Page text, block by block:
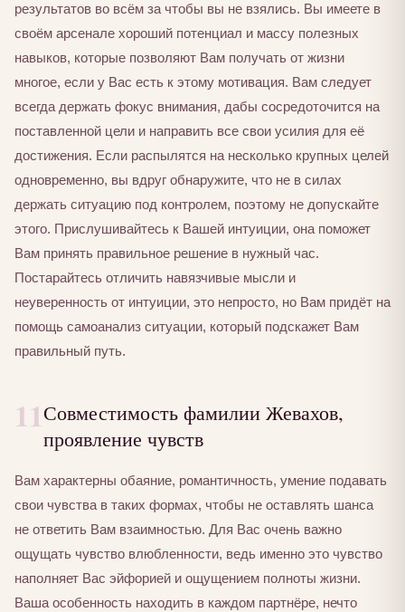
результатов во всём за чтобы вы не взялись. Вы имеете в
своём арсенале хороший потенциал и массу полезных
навыков, которые позволяют Вам получать от жизни
многое, если у Вас есть к этому мотивация. Вам следует
всегда держать фокус внимания, дабы сосредоточится на
поставленной цели и направить все свои усилия для её
достижения. Если распылятся на несколько крупных целей
одновременно, вы вдруг обнаружите, что не в силах
держать ситуацию под контролем, поэтому не допускайте
этого. Прислушивайтесь к Вашей интуиции, она поможет
Вам принять правильное решение в нужный час.
Постарайтесь отличить навязчивые мысли и
неуверенность от интуиции, это непросто, но Вам придёт на
помощь самоанализ ситуации, который подскажет Вам
правильный путь.
11Совместимость фамилии Жевахов,
проявление чувств
Вам характерны обаяние, романтичность, умение подавать
свои чувства в таких формах, чтобы не оставлять шанса
не ответить Вам взаимностью. Для Вас очень важно
ощущать чувство влюбленности, ведь именно это чувство
наполняет Вас эйфорией и ощущением полноты жизни.
Ваша особенность находить в каждом партнёре, нечто